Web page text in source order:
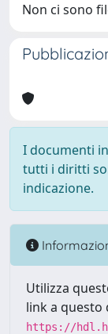
Non ci sono
I documenti
tutti i diritti
indicazione.
Utilizza
link a questo
https://